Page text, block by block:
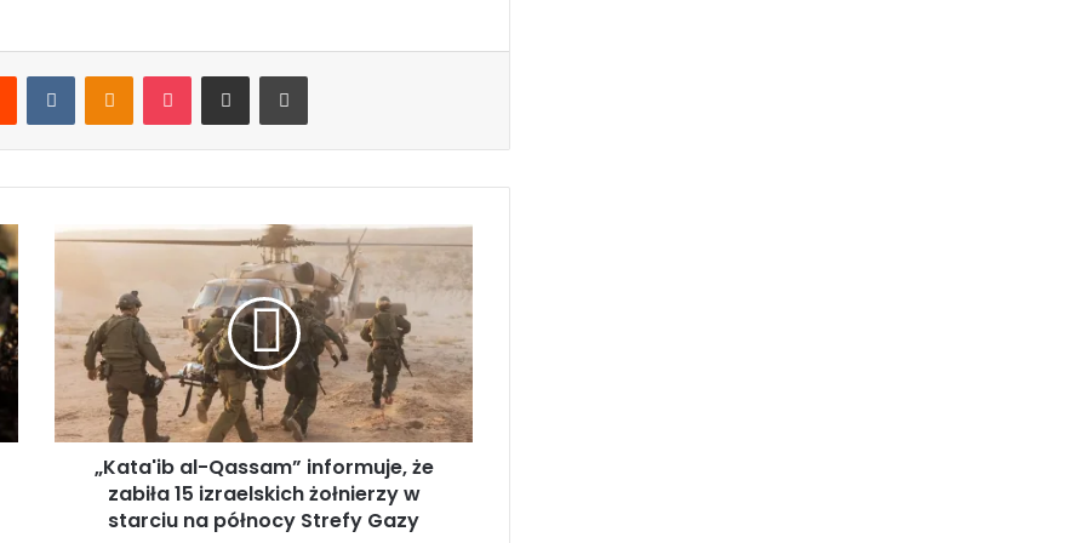
„
a
t
a
b
a
„Kata'ib al-Qassam” informuje, że
zabiła 15 izraelskich żołnierzy w
starciu na północy Strefy Gazy